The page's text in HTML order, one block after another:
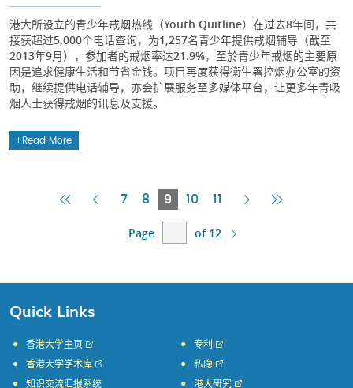
港大所设立的青少年戒烟热线（Youth Quitline）在过去8年间，共
接获超过5,000个电话查询，为1,257名青少年提供戒烟辅导（截至
2013年9月），参加者的戒烟率达21.9%，至於青少年戒烟的主要原
因是追求健康生活和节省金钱。项目再度获得衞生署控烟办公室的资
助，继续提供电话辅导，亦会扩展服务至多媒体平台，让更多年青吸
烟人士获得戒烟的讯息及支援。
Read More
FirstPrevious
7 8 9Current
10 11
Next Last
Page of 12
Quick Links
香港大学主页
香港大学学术库
知识交流汇报系统
专利
私隐
港大研究